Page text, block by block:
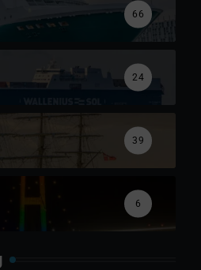
66
24
39
6